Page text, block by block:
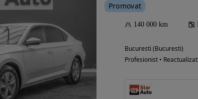
Promovat
140 000 km
Bucuresti (Bucuresti)
Profesionist • Reactualizat